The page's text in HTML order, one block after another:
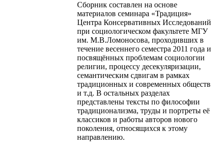
Сборник составлен на основе
материалов семинара «Традиция»
Центра Консервативных Исследований
при социологическом факультете МГУ
им. М.В.Ломоносова, проходивших в
течение весеннего семестра 2011 года и
посвящённых проблемам социологии
религии, процессу десекуляризации,
семантическим сдвигам в рамках
традиционных и современных обществ
и т.д. В остальных разделах
представлены тексты по философии
традиционализма, труды и портреты её
классиков и работы авторов нового
поколения, относящихся к этому
направлению.